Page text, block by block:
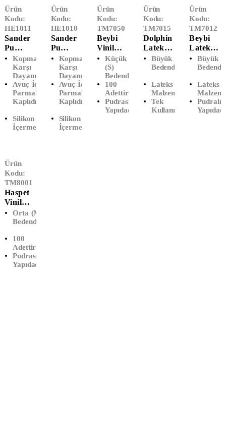
Ürün
Kodu:
HE1011
Sander
Pu
Montaj
Eldiveni
(No:9)
Kopmaya
Karşı
Dayanıklıdır.
Avuç İçi Ve
Parmaklar
Kaplıdır.
Silikon
İçermez.
Ürün
Kodu:
HE1010
Sander
Pu
Montaj
Eldiveni
(No:8)
Kopmaya
Karşı
Dayanıklıdır.
Avuç İçi Ve
Parmaklar
Kaplıdır.
Silikon
İçermez.
Ürün
Kodu:
TM7050
Beybi
Vinil
Pudrasız
Muayen
Eldiveni
(S-
Küçük)
Küçük
(S)
Bedendir
100
Adettir
Pudrasız
Yapıdadır
Ürün
Kodu:
TM7015
Dolphin
Lateks
Pudralı
Muayen
Eldiveni
(L-
Büyük)
Büyük (L)
Bedendir
Lateks
Malzemedir
Tek
Kullanımlıktır
Ürün
Kodu:
TM7012
Beybi
Lateks
Pudralı
Muayen
Eldiveni
(L-
Büyük)
Büyük
Lateks
Pudralı
Ürün
Kodu:
TM8001
Haspet
Vinil
Pudrasız
Muayen
Eldiveni
(M-
Orta)
Orta (M)
Bedendir
100
Adettir
Pudrasız
Yapıdadır